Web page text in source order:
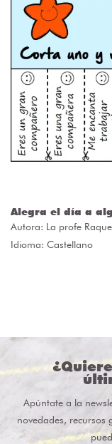
Alegra el día a
Autora: La profe
Idioma: Castellano
Apúntate a la
novedades, recursos